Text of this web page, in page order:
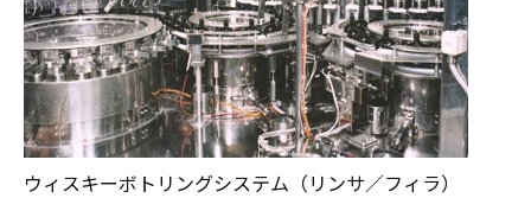
ウィスキーボトリングシステム（リンサ／フィラ）